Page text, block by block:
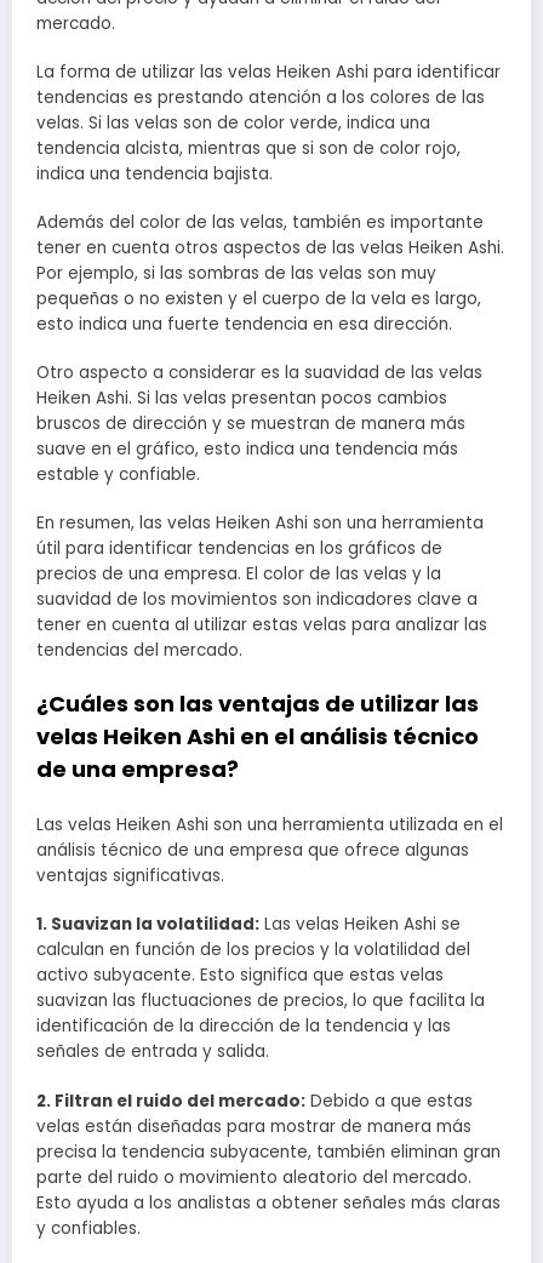
mercado.
La forma de utilizar las velas Heiken Ashi para identificar
tendencias es prestando atención a los colores de las
velas. Si las velas son de color verde, indica una
tendencia alcista, mientras que si son de color rojo,
indica una tendencia bajista.
Además del color de las velas, también es importante
tener en cuenta otros aspectos de las velas Heiken Ashi.
Por ejemplo, si las sombras de las velas son muy
pequeñas o no existen y el cuerpo de la vela es largo,
esto indica una fuerte tendencia en esa dirección.
Otro aspecto a considerar es la suavidad de las velas
Heiken Ashi. Si las velas presentan pocos cambios
bruscos de dirección y se muestran de manera más
suave en el gráfico, esto indica una tendencia más
estable y confiable.
En resumen, las velas Heiken Ashi son una herramienta
útil para identificar tendencias en los gráficos de
precios de una empresa. El color de las velas y la
suavidad de los movimientos son indicadores clave a
tener en cuenta al utilizar estas velas para analizar las
tendencias del mercado.
¿Cuáles son las ventajas de utilizar las
velas Heiken Ashi en el análisis técnico
de una empresa?
Las velas Heiken Ashi son una herramienta utilizada en el
análisis técnico de una empresa que ofrece algunas
ventajas significativas.
1. Suavizan la volatilidad: Las velas Heiken Ashi se
calculan en función de los precios y la volatilidad del
activo subyacente. Esto significa que estas velas
suavizan las fluctuaciones de precios, lo que facilita la
identificación de la dirección de la tendencia y las
señales de entrada y salida.
2. Filtran el ruido del mercado: Debido a que estas
velas están diseñadas para mostrar de manera más
precisa la tendencia subyacente, también eliminan gran
parte del ruido o movimiento aleatorio del mercado.
Esto ayuda a los analistas a obtener señales más claras
y confiables.